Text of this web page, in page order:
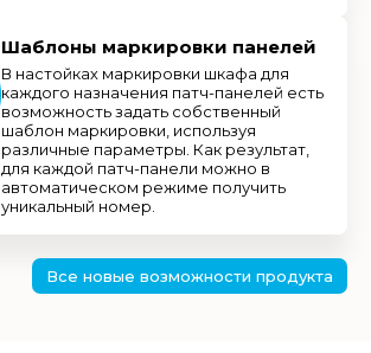
Шаблоны маркировки панелей
В настойках маркировки шкафа для
каждого назначения патч-панелей есть
возможность задать собственный
шаблон маркировки, используя
различные параметры. Как результат,
для каждой патч-панели можно в
автоматическом режиме получить
уникальный номер.
Все новые возможности продукта